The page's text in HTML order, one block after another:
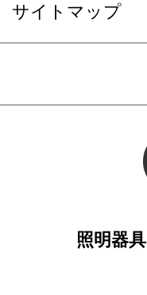
サイトマップ
照明器